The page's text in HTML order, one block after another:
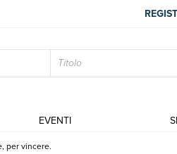
EVENTI
per vincere.